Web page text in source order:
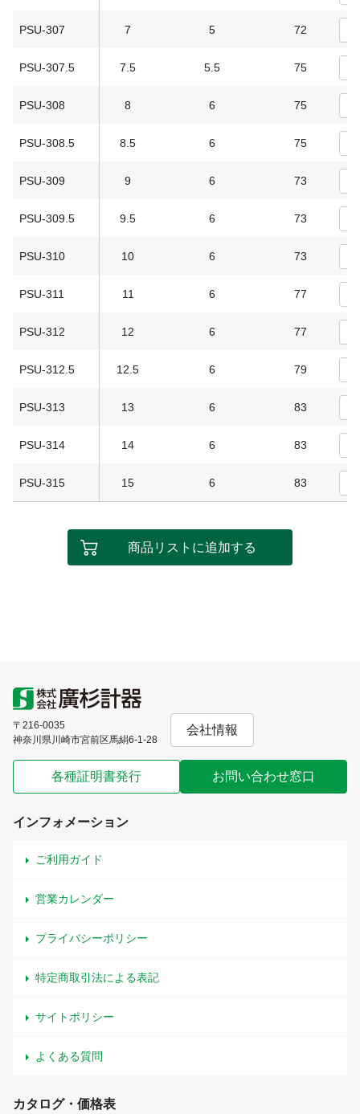
PSU-307 7 5 72
PSU-307.5 7.5 5.5 75
PSU-308 8 6 75
PSU-308.5 8.5 6 75
PSU-309 9 6 73
PSU-309.5 9.5 6 73
PSU-310 10 6 73
PSU-311 11 6 77
PSU-312 12 6 77
PSU-312.5 12.5 6 79
PSU-313 13 6 83
PSU-314 14 6 83
PSU-315 15 6 83
商品リストに追加する
〒216-0035
神奈川県川崎市宮前区馬絹6-1-28
会社情報
各種証明書発行 お問い合わせ窓口
インフォメーション
ご利用ガイド
営業カレンダー
プライバシーポリシー
特定商取引法による表記
サイトポリシー
よくある質問
カタログ・価格表